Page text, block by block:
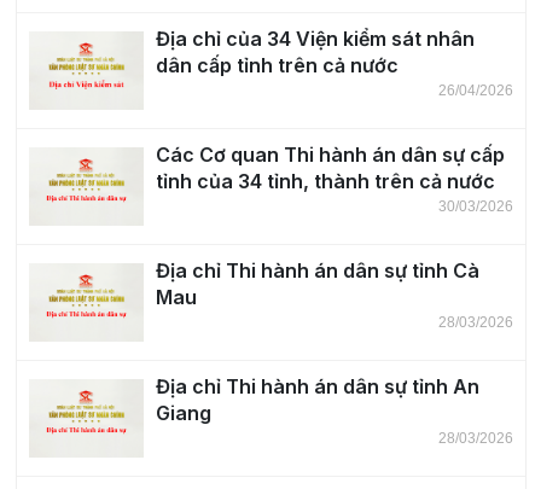
Địa chỉ của 34 Viện kiểm sát nhân
dân cấp tỉnh trên cả nước
26/04/2026
Các Cơ quan Thi hành án dân sự cấp
tỉnh của 34 tỉnh, thành trên cả nước
30/03/2026
Địa chỉ Thi hành án dân sự tỉnh Cà
Mau
28/03/2026
Địa chỉ Thi hành án dân sự tỉnh An
Giang
28/03/2026